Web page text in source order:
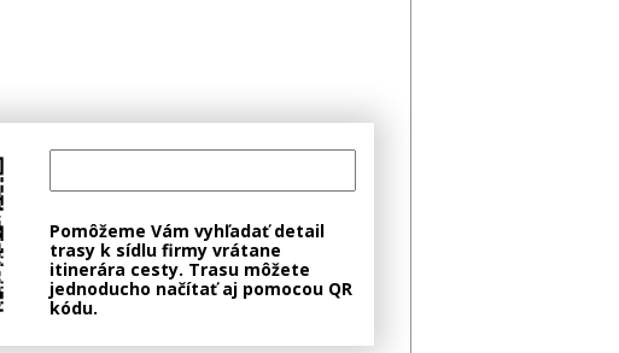
Pomôžeme Vám vyhľadať detail
trasy k sídlu firmy vrátane
itinerára cesty. Trasu môžete
jednoducho načítať aj pomocou QR
kódu.